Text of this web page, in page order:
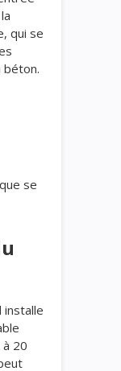
qui se
se
installe
20